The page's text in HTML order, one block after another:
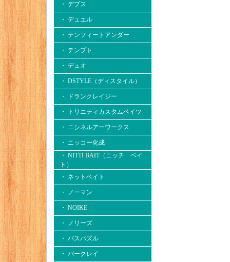
・ デプス
・ デュエル
・ テンフィートアンダー
・ テンプト
・ デュオ
・ DSTYLE（ディスタイル）
・ ドランクレイジー
・ トリニティカスタムベイツ
・ ニシネルアーワークス
・ ニッコー化成
・ NITTI BAIT（ニッチ ベイ
ト）
・ ネットベイト
・ ノーマン
・ NOIKE
・ ノリーズ
・ バスパズル
・ バークレイ